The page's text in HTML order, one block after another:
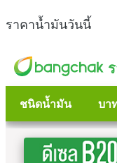
ราคาน้ำมันวันนี้